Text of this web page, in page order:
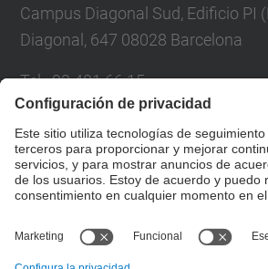
Campus Diagonal Sud, Edificio PI
Diagonal, 647 08028 Barcelona
Tel.:93 401 66 15
Directorio UPC
Formulario de contacto